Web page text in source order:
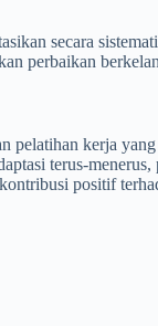
secara
perbaikan
pelatihan kerja
terus-
positif